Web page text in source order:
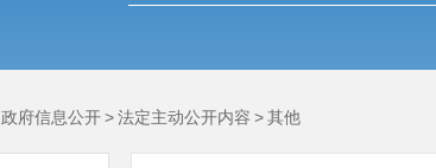
政府信息公开>法定主动公开内容 >其他